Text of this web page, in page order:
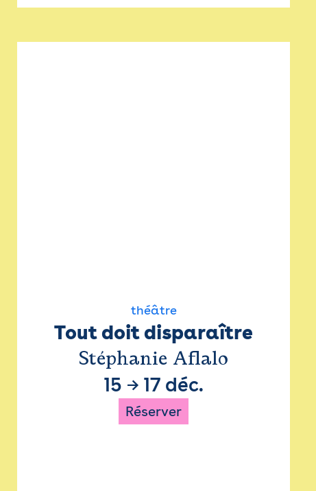
théâtre
Tout doit disparaître
Stéphanie Aflalo
15 → 17 déc.
Réserver